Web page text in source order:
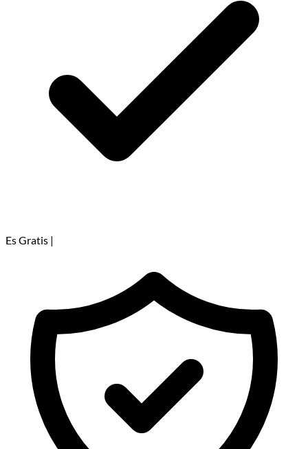
Es Gratis |